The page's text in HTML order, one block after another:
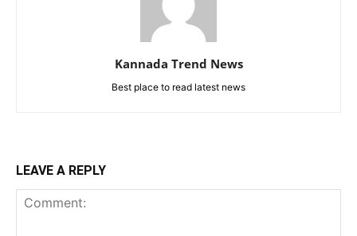
Kannada Trend News
Best place to read latest news
LEAVE A REPLY